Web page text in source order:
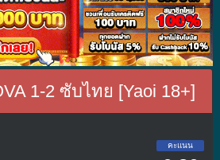
1-2 ซับไทย [Yaoi 18+]